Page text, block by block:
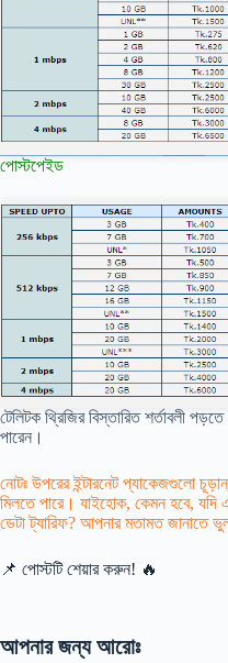
পোস্টপেইড
টেলিটক থ্রিজির বিস্তারিত শর্তাবলী
পারেন।
নোটঃ উপরের ইন্টারনেট প্যাকেজগুলো
মিলতে পারে। যাইহোক, কেমন হবে, যদি
ডেটা ট্যারিফ? আপনার মতামত জানাতে
📌 পোস্টটি শেয়ার করুন! 🔥
আপনার জন্য আরোঃ